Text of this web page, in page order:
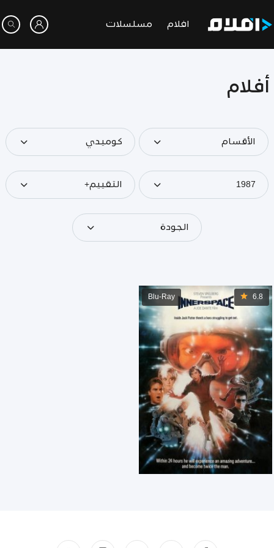
افلام مسلسلات
أفلام
الأقسام كوميدي
1987 التقييم+
الجودة
6.8
Blu-Ray